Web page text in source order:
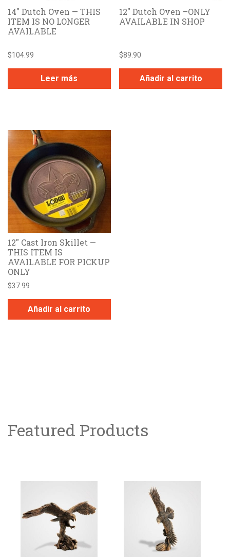
14″ Dutch Oven — THIS
ITEM IS NO LONGER
AVAILABLE
$104.99
Leer más
12″ Dutch Oven –ONLY
AVAILABLE IN SHOP
$89.90
Añadir al carrito
12″ Cast Iron Skillet —
THIS ITEM IS
AVAILABLE FOR PICKUP
ONLY
$37.99
Añadir al carrito
Featured Products